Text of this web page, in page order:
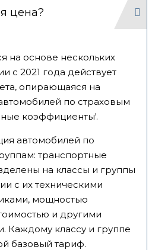
цена?
на основе нескольких
с 2021 года действует
опирающаяся на
по страховым
коэффициенты'.
автомобилей по
транспортные
на классы и группы
с их техническими
мощностью
и другими
Каждому классу и группе
базовый тариф.